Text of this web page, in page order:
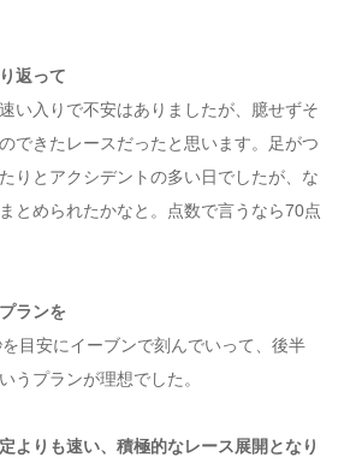
返って
い入りで不安はありましたが、臆せずそ
できたレースだったと思います。足がつ
りとアクシデントの多い日でしたが、な
とめられたかなと。点数で言うなら70点
ランを
目安にイーブンで刻んでいって、後半
うプランが理想でした。
よりも速い、積極的なレース展開となり